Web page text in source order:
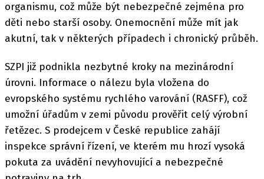
organismu, což může být nebezpečné zejména pro
děti nebo starší osoby. Onemocnění může mít jak
akutní, tak v některých případech i chronický průběh.
SZPI již podnikla nezbytné kroky na mezinárodní
úrovni. Informace o nálezu byla vložena do
evropského systému rychlého varování (RASFF), což
umožní úřadům v zemi původu prověřit celý výrobní
řetězec. S prodejcem v České republice zahájí
inspekce správní řízení, ve kterém mu hrozí vysoká
pokuta za uvádění nevyhovující a nebezpečné